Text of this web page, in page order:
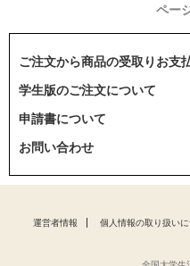
ペー
ご注文から商品の受取りお支
学生版のご注文について
申請書について
お問い合わせ
運営者情報 個人情報の取り扱い